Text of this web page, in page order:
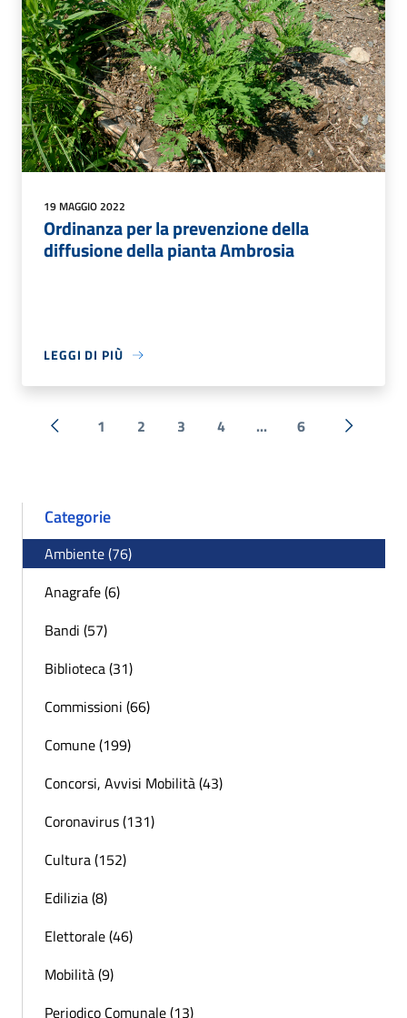
19 MAGGIO 2022
Ordinanza per la prevenzione della
diffusione della pianta Ambrosia
LEGGI DI PIÙ
« Precedente
1 2 3 4 ... 6
Categorie
Ambiente (76)
Anagrafe (6)
Bandi (57)
Biblioteca (31)
Commissioni (66)
Comune (199)
Concorsi, Avvisi Mobilità (43)
Coronavirus (131)
Cultura (152)
Edilizia (8)
Elettorale (46)
Mobilità (9)
Periodico Comunale (13)